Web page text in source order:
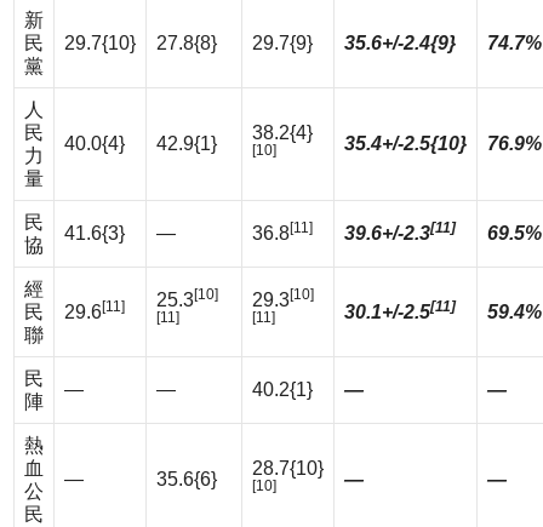
新
民
黨
29.7{10} 27.8{8} 29.7{9} 35.6+/-2.4{9} 74.7%
人
民
力
量
40.0{4} 42.9{1}
38.2{4}
[10] 35.4+/-2.5{10} 76.9%
民
協
41.6{3} — 36.8[11] 39.6+/-2.3[11] 69.5%
經
民
聯
29.6[11] 25.3[10]
[11]
29.3[10]
[11]
30.1+/-2.5[11] 59.4%
民
陣
— — 40.2{1} — —
熱
血
公
民
— 35.6{6}
28.7{10}
[10] — —